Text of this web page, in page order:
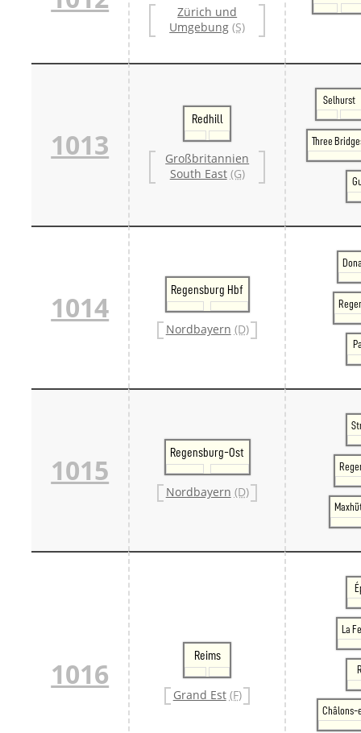
Zürich und
Umgebung (S)
1013
Redhill
Großbritannien
South East (G)
Selhurst
Three
1014
Regensburg Hbf
Nordbayern (D)
1015
Regensburg-Ost
Nordbayern (D)
1016
Reims
Grand Est (F)
La
Châlons-